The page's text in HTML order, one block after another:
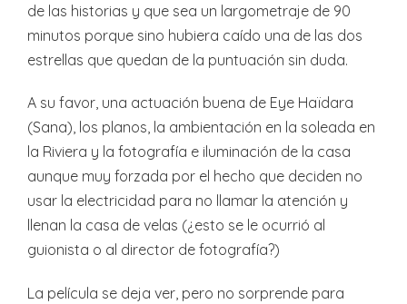
de las historias y que sea un largometraje de 90
minutos porque sino hubiera caído una de las dos
estrellas que quedan de la puntuación sin duda.
A su favor, una actuación buena de Eye Haïdara
(Sana), los planos, la ambientación en la soleada en
la Riviera y la fotografía e iluminación de la casa
aunque muy forzada por el hecho que deciden no
usar la electricidad para no llamar la atención y
llenan la casa de velas (¿esto se le ocurrió al
guionista o al director de fotografía?)
La película se deja ver, pero no sorprende para